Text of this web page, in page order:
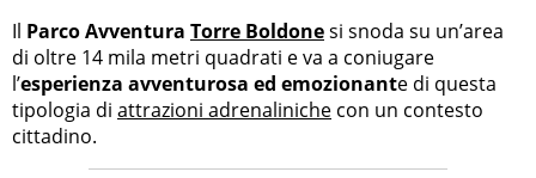
Il Parco Avventura Torre Boldonesi snoda su un’area
di oltre 14 mila metri quadrati e va a coniugare
l’esperienza avventurosa ed emozionante di questa
tipologia di attrazioni adrenaliniche con un contesto
cittadino.